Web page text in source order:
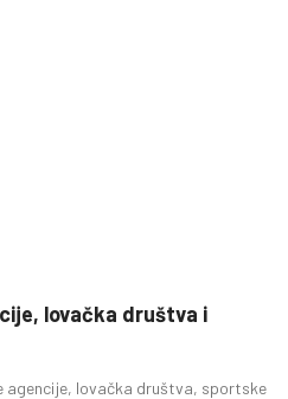
lovačka društva i
agencije, lovačka društva, sportske